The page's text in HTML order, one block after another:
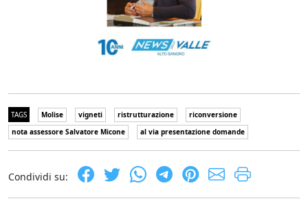
TAGS Molise vigneti ristrutturazione
riconversione
nota assessore Salvatore Micone
al via presentazione domande
Condividi su: